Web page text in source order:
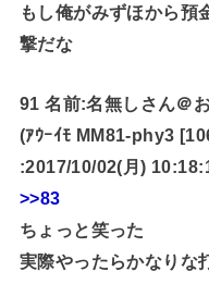
もし俺がみずほから預
撃だな
91 名前:名無しさん＠
(ｱｳｰｲﾓ MM81-phy3
:2017/10/02(月)
>>83
ちょっと笑った
実際やったらかなりな